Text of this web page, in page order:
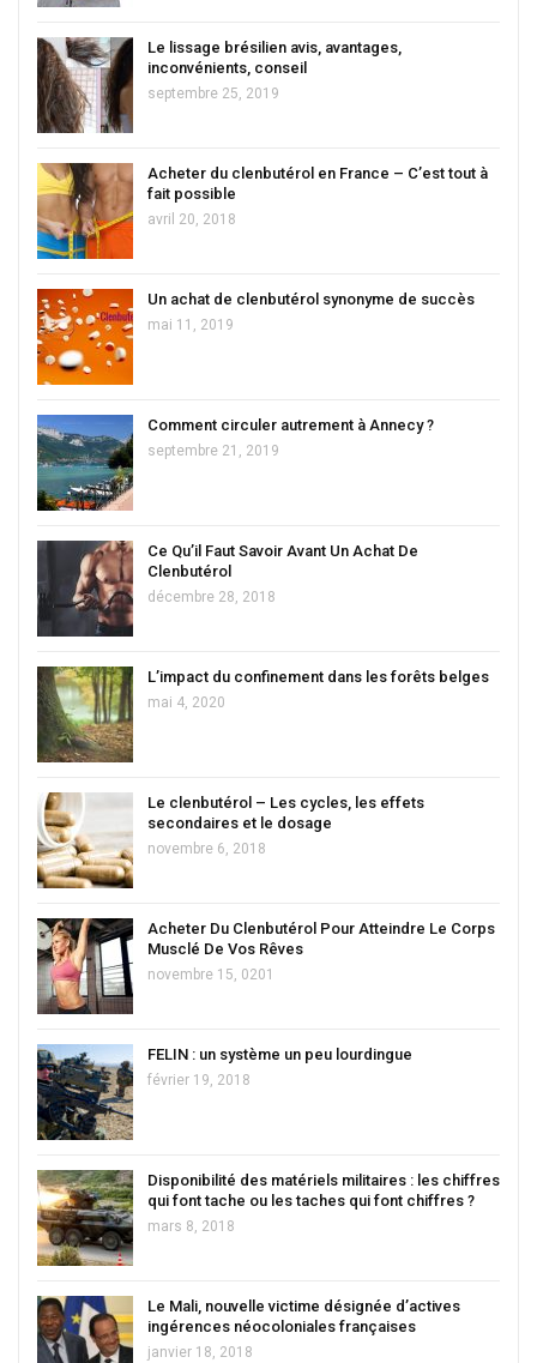
Le lissage brésilien avis, avantages,
inconvénients, conseil
septembre 25, 2019
Acheter du clenbutérol en France – C’est tout à
fait possible
avril 20, 2018
Un achat de clenbutérol synonyme de succès
mai 11, 2019
Comment circuler autrement à Annecy ?
septembre 21, 2019
Ce Qu’il Faut Savoir Avant Un Achat De
Clenbutérol
décembre 28, 2018
L’impact du confinement dans les forêts belges
mai 4, 2020
Le clenbutérol – Les cycles, les effets
secondaires et le dosage
novembre 6, 2018
Acheter Du Clenbutérol Pour Atteindre Le Corps
Musclé De Vos Rêves
novembre 15, 0201
FELIN : un système un peu lourdingue
février 19, 2018
Disponibilité des matériels militaires : les chiffres
qui font tache ou les taches qui font chiffres ?
mars 8, 2018
Le Mali, nouvelle victime désignée d’actives
ingérences néocoloniales françaises
janvier 18, 2018